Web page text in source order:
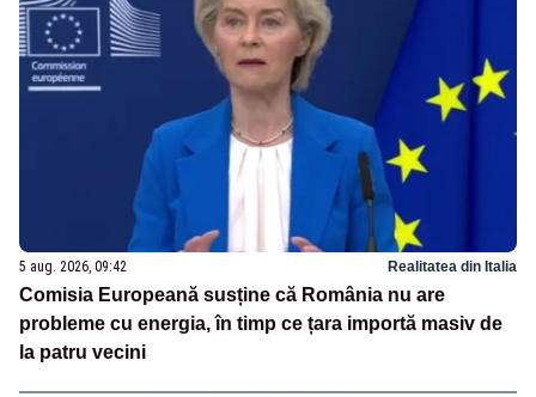
5 aug. 2026, 09:42 Realitatea din Italia
Comisia Europeană susține că România nu are
probleme cu energia, în timp ce țara importă masiv de
la patru vecini